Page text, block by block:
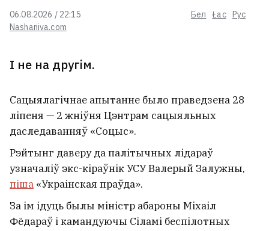
Nashaniva.com
06.08.2026 / 22:15 Бел Łac Рус
І не на другім.
Сацыялагічнае апытанне было праведзена 28
ліпеня — 2 жніўня Цэнтрам сацыяльных
даследаванняў «Соцыс».
Рэйтынг даверу да палітычных лідараў
узначаліў экс-кіраўнік УСУ Валерый Залужны,
піша «Украінская праўда».
За ім ідуць былы міністр абароны Міхаіл
Фёдараў і камандуючы Сіламі беспілотных